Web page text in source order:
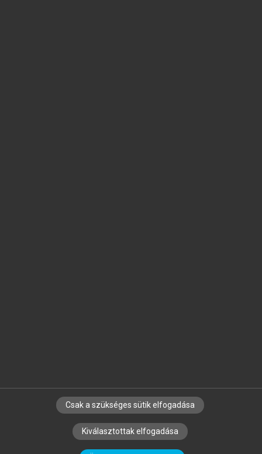
SZERZŐKNEK CÉGEKNEK KÖNYVTÁROSOKNAK
SZERKESZTÉSI ÉS LEKTORÁLÁSI ALAPELVEK
Csak a szükséges sütik elfogadása
Kiválasztottak elfogadása